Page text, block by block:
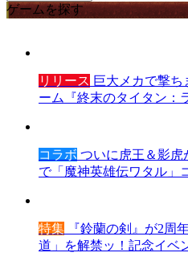
ゲームを探す
リリース 巨大メカで撃
ーム『終末のタイタン：
コラボ ついに虎王＆影虎
で「魔神英雄伝ワタル」
特集 『鈴蘭の剣』が2周
道」を解禁ッ！記念イベ